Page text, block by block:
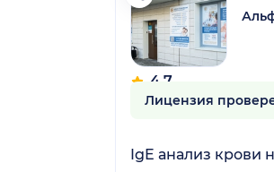
4.7
355 отзывов
Лицензия
IgE анализ крови